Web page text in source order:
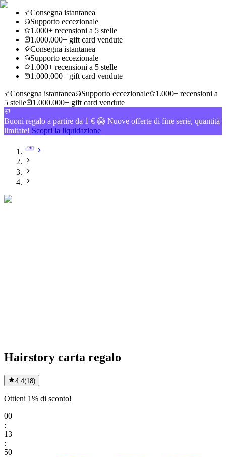
Consegna istantanea
Supporto eccezionale
1.000+ recensioni a 5 stelle
1.000.000+ gift card vendute
Consegna istantanea
Supporto eccezionale
1.000+ recensioni a 5 stelle
1.000.000+ gift card vendute
Consegna istantanea
Supporto eccezionale
1.000+ recensioni a
5 stelle
1.000.000+ gift card vendute
Buoni regalo a partire da 1 € 😱 Nuove offerte di fine serie, quantità
limitate! Scopri la liquidazione
Hairstory carta regalo
4.4(18)
Ottieni 1% di sconto!
00
:
13
:
50